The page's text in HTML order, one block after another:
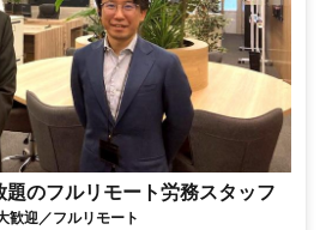
のフルリモート労務スタッフ
歓迎／フルリモート